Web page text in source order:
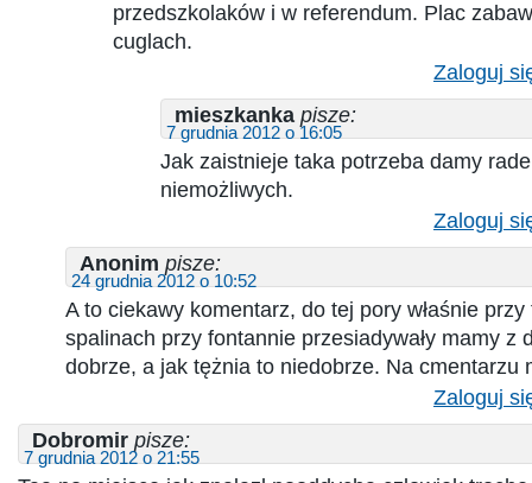
przedszkolaków i w referendum. Plac
cuglach.
Zaloguj
mieszkanka pisze:
7 grudnia 2012 o 16:05
Jak zaistnieje taka potrzeba damy
niemożliwych.
Zaloguj
Anonim pisze:
24 grudnia 2012 o 10:52
A to ciekawy komentarz, do tej pory właśnie przy
spalinach przy fontannie przesiadywały mamy z
dobrze, a jak tężnia to niedobrze. Na cmentarzu
Zaloguj
Dobromir pisze:
7 grudnia 2012 o 21:55